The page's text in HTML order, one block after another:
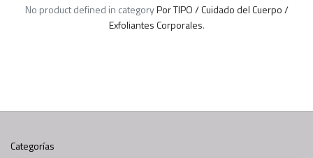
No product defined in categoryPor TIPO / Cuidado del Cuerpo /
Exfoliantes Corporales.
Categorías